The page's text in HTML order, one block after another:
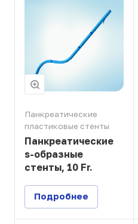
Панкреатические
пластиковые стенты
Панкреатические
s-образные
стенты, 10 Fr.
Подробнее